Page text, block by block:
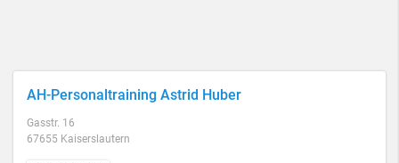
AH-Personaltraining Astrid Huber
Gasstr. 16
67655 Kaiserslautern